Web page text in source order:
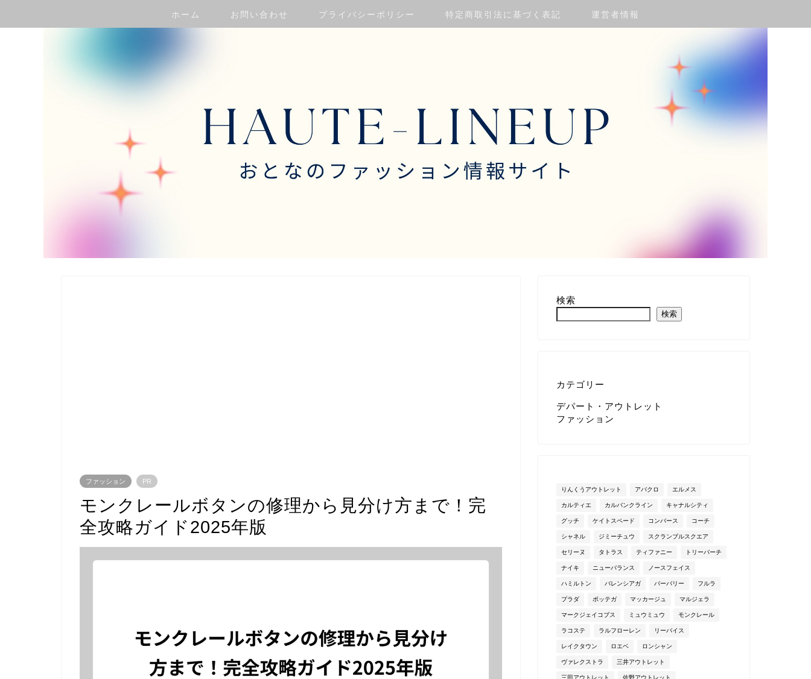
ホーム お問い合わせ プライバシーポリシー 特定商取引法に基づく表記 運営者情報
ファッション PR
モンクレールボタンの修理から見分け方まで！完
全攻略ガイド2025年版
検索
検索
カテゴリー
デパート・アウトレット
ファッション
りんくうアウトレット アバクロ エルメス
カルティエ カルバンクライン キャナルシティ
グッチ ケイトスペード コンバース コーチ
シャネル ジミーチュウ スクランブルスクエア
セリーヌ タトラス ティファニー トリーバーチ
ナイキ ニューバランス ノースフェイス
ハミルトン バレンシアガ バーバリー フルラ
プラダ ボッテガ マッカージュ マルジェラ
マークジェイコブス ミュウミュウ モンクレール
ラコステ ラルフローレン リーバイス
レイクタウン ロエベ ロンシャン
ヴァレクストラ 三井アウトレット